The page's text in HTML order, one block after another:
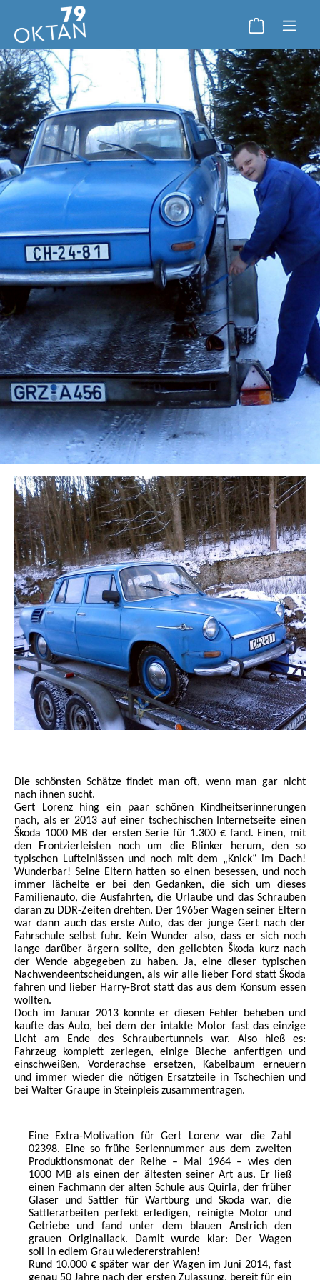
Die schönsten Schätze findet man oft, wenn man gar nicht
nach ihnen sucht.
Gert Lorenz hing ein paar schönen Kindheitserinnerungen
nach, als er 2013 auf einer tschechischen Internetseite einen
Škoda 1000 MB der ersten Serie für 1.300 € fand. Einen, mit
den Frontzierleisten noch um die Blinkerherum, den so
typischen Lufteinlässen und noch mit dem „Knick“ im Dach!
Wunderbar! Seine Eltern hatten so einen besessen, und noch
immer lächelte er bei den Gedanken, die sich um dieses
Familienauto, die Ausfahrten, die Urlaube und das Schrauben
daran zu DDR-Zeiten drehten. Der 1965er Wagen seiner Eltern
war dann auch das erste Auto, das der junge Gert nach der
Fahrschule selbst fuhr. Kein Wunder also, dass er sich noch
lange darüber ärgern sollte, den geliebten Škoda kurz nach
der Wende abgegeben zu haben. Ja, eine dieser typischen
Nachwendeentscheidungen, als wir alle lieber Ford statt Škoda
fahren und lieber Harry-Brot statt das aus dem Konsum essen
wollten.
Doch im Januar 2013 konnte er diesen Fehler beheben und
kaufte das Auto, bei dem der intakte Motor fast das einzige
Licht am Ende des Schraubertunnels war. Also hieß es:
Fahrzeug komplett zerlegen, einige Bleche anfertigen und
einschweißen, Vorderachse ersetzen, Kabelbaum erneuern
und immer wieder die nötigen Ersatzteile in Tschechien und
bei Walter Graupe in Steinpleis zusammentragen.
Eine Extra-Motivation für Gert Lorenz war die Zahl
02398. Eine so frühe Seriennummer aus dem zweiten
Produktionsmonat der Reihe – Mai 1964 – wies den
1000 MB als einen der ältesten seiner Art aus. Er ließ
einen Fachmann der alten Schule aus Quirla, der früher
Glaser und Sattler für Wartburg und Skoda war, die
Sattlerarbeiten perfekt erledigen, reinigte Motor und
Getriebe und fand unter dem blauen Anstrich den
grauen Originallack. Damit wurde klar: Der Wagen
soll in edlem Grau wiedererstrahlen!
Rund 10.000 € später war der Wagen im Juni 2014, fast